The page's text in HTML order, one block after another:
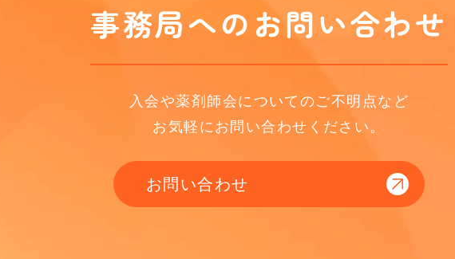
事務局へのお問い合わせ
入会や薬剤師会についてのご不明点など
お気軽にお問い合わせください。
お問い合わせ